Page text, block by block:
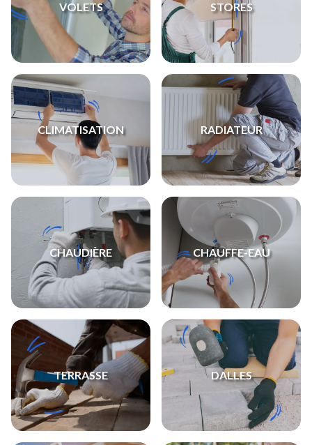
VOLETS STORES
CLIMATISATION RADIATEUR
CHAUDIÈRE CHAUFFE-EAU
TERRASSE DALLES